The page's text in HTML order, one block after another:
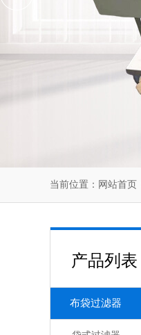
当前位置： 网站首页
产品列表
布袋过滤器